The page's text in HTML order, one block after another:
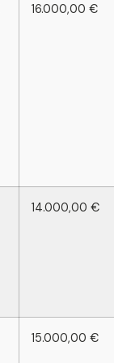
16.000,00 €
14.000,00 €
15.000,00 €